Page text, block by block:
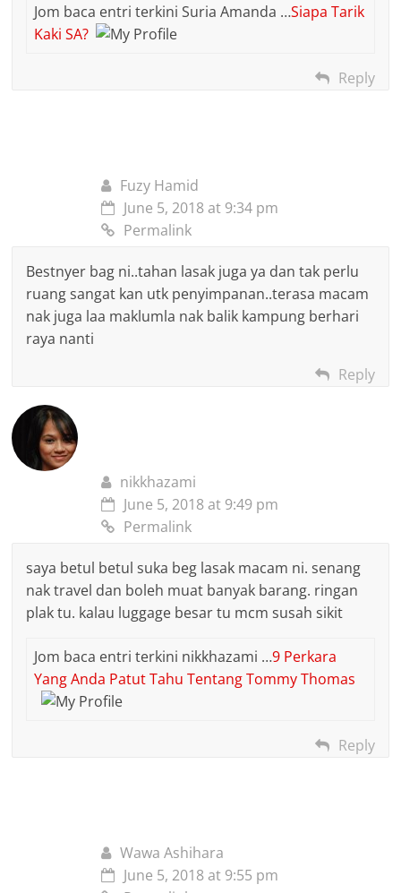
Jom baca entri terkini Suria Amanda …Siapa Tarik
Kaki SA?
Reply
Fuzy Hamid
June 5, 2018 at 9:34 pm
Permalink
Bestnyer bag ni..tahan lasak juga ya dan tak perlu
ruang sangat kan utk penyimpanan..terasa macam
nak juga laa maklumla nak balik kampung berhari
raya nanti
Reply
nikkhazami
June 5, 2018 at 9:49 pm
Permalink
saya betul betul suka beg lasak macam ni. senang
nak travel dan boleh muat banyak barang. ringan
plak tu. kalau luggage besar tu mcm susah sikit
Jom baca entri terkini nikkhazami …9 Perkara
Yang Anda Patut Tahu Tentang Tommy Thomas
Reply
Wawa Ashihara
June 5, 2018 at 9:55 pm